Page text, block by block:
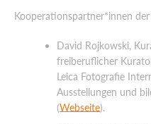
Kooperationspartner*innen
David Rojkowski,
freiberuflicher
Leica Fotografie
Ausstellungen und
(Webseite).